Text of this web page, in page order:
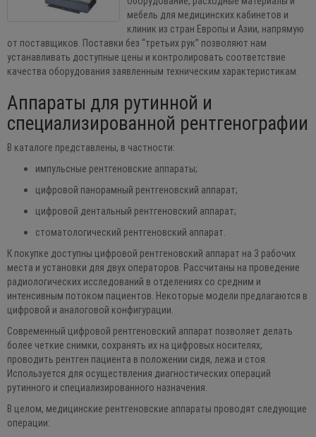
мебель для медицинских кабинетов и
клиник из стран Европы и Азии, напрямую
от поставщиков. Поставки без “третьих рук” позволяют нам
устанавливать доступные цены и контролировать соответствие
качества оборудования заявленным техническим характеристикам.
Аппараты для рутинной и
специализированной рентгенографии
В каталоге представлены, в частности:
импульсные рентгеновские аппараты;
цифровой панорамный рентгеновский аппарат;
цифровой дентальный рентгеновский аппарат;
стоматологический рентгеновский аппарат.
К покупке доступны цифровой рентгеновский аппарат на 3 рабочих
места и установки для двух операторов. Рассчитаны на проведение
радиологических исследований в отделениях со средним и
интенсивным потоком пациентов. Некоторые модели предлагаются в
цифровой и аналоговой конфигурации.
Современный цифровой рентгеновский аппарат позволяет делать
более четкие снимки, сохранять их на цифровых носителях,
проводить рентген пациента в положении сидя, лежа и стоя.
Используется для осуществления диагностических операций
рутинного и специализированного назначения.
В целом, медицинские рентгеновские аппараты проводят следующие
операции: